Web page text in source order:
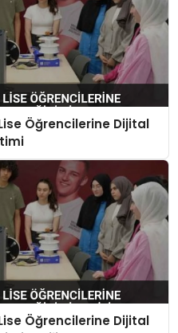
Öğrencilerine Dijital
Öğrencilerine Dijital